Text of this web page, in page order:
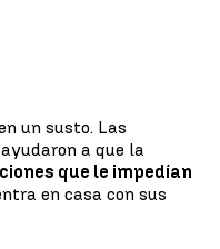
un susto. Las
a que la
que le impedían
en casa con sus